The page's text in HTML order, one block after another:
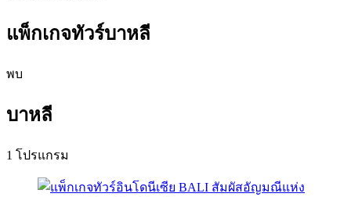
แพ็กเกจทัวร์บาหลี
พบ
บาหลี
1 โปรแกรม